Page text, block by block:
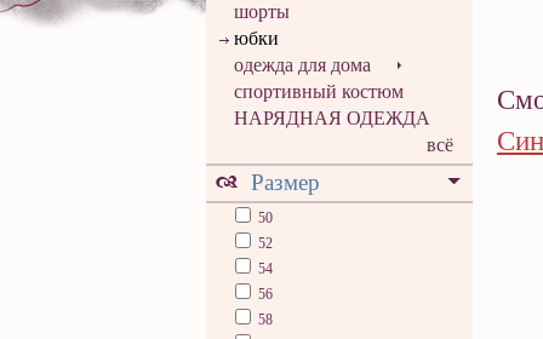
шорты
юбки
одежда для дома
спортивный костюм
НАРЯДНАЯ ОДЕЖДА
всё
Размер
50
52
54
56
58